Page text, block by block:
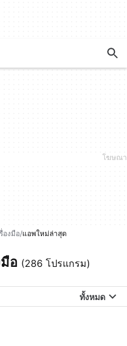
องมือ แอพใหม่ล่าสุด
อ (286 โปรแกรม)
ทั้งหมด